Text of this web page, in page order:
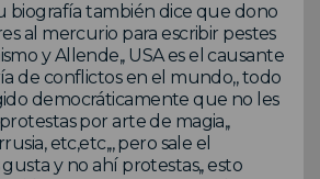
biografía también dice que dono
al mercurio para escribir pestes
y Allende,, USA es el causante
de conflictos en el mundo,, todo
democráticamente que no les
por arte de magia,,
etc,etc,,, pero sale el
y no ahí protestas,, esto